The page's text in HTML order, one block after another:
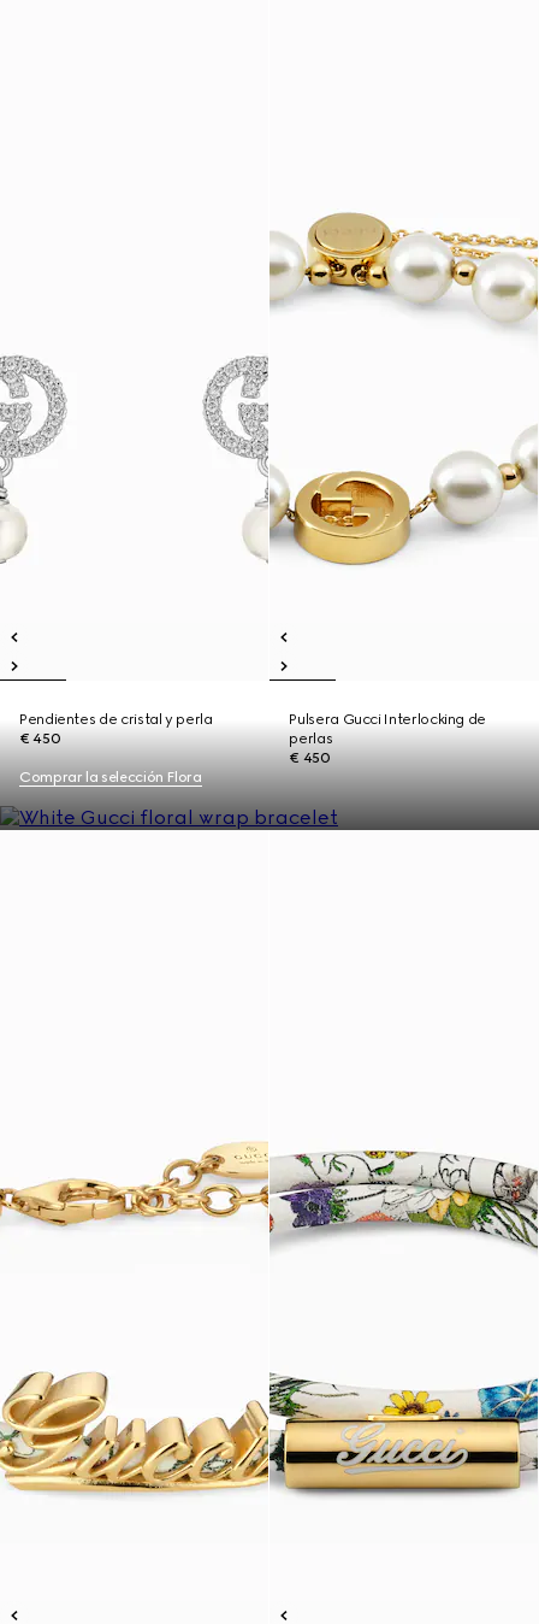
Pendientes de cristal y perla
€ 450
Pulsera Gucci Interlocking de
perlas
€ 450
Comprar la selección Flora